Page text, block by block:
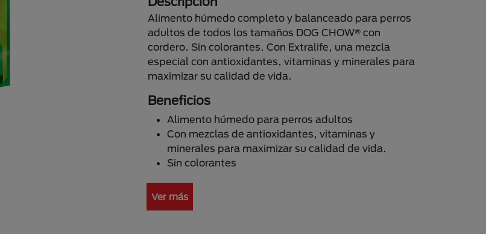
Alimento húmedo completo y balanceado para perros
adultos de todos los tamaños DOG CHOW® con
cordero. Sin colorantes. Con Extralife, una mezcla
especial con antioxidantes, vitaminas y minerales para
maximizar su calidad de vida.
Beneficios
Alimento húmedo para perros adultos
Con mezclas de antioxidantes, vitaminas y
minerales para maximizar su calidad de vida.
Sin colorantes
Ver más